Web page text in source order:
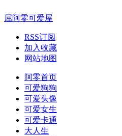
屈阿零可爱屋
RSS订阅
加入收藏
网站地图
阿零首页
可爱狗狗
可爱头像
可爱女生
可爱卡通
大人生